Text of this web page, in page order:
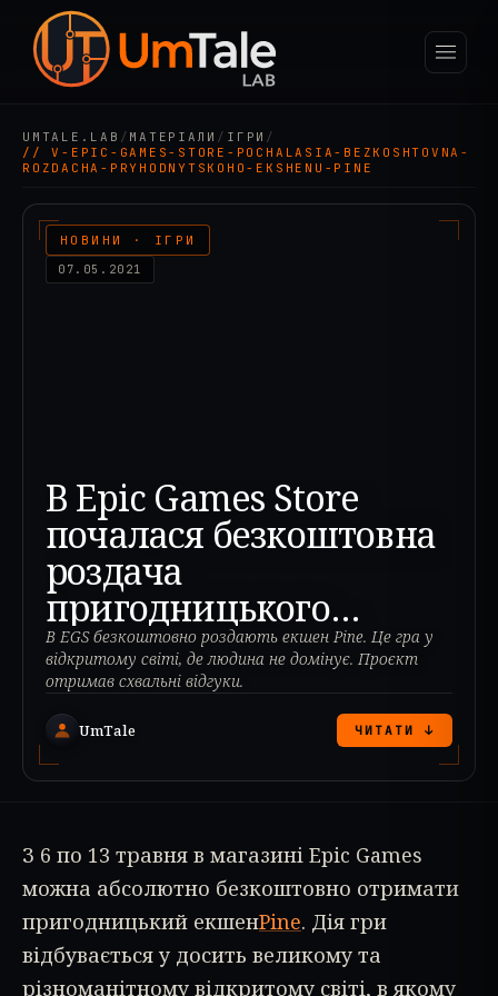
UMTALE.LAB / МАТЕРІАЛИ / ІГРИ /
// V-EPIC-GAMES-STORE-POCHALASIA-BEZKOSHTOVNA-
ROZDACHA-PRYHODNYTSKOHO-EKSHENU-PINE
НОВИНИ · ІГРИ
07.05.2021
В Epic Games Store
почалася безкоштовна
роздача
пригодницького
екшену "Pine"
В EGS безкоштовно роздають екшен Pine. Це гра у
відкритому світі, де людина не домінує. Проєкт
отримав схвальні відгуки.
UmTale ЧИТАТИ ↓
З 6 по 13 травня в магазині Epic Games
можна абсолютно безкоштовно отримати
пригодницький екшенPine. Дія гри
відбувається у досить великому та
різноманітному відкритому світі, в якому